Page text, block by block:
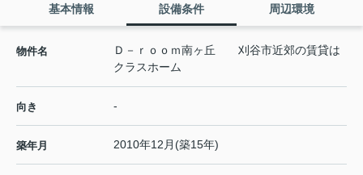
基本情報 設備条件 周辺環境
物件名
Ｄ－ｒｏｏｍ南ヶ丘 刈谷市近郊の賃貸は
クラスホーム
向き -
築年月 2010年12月(築15年)